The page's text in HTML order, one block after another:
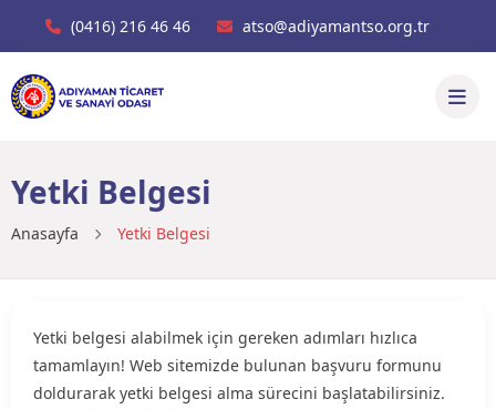
(0416) 216 46 46 atso@adiyamantso.org.tr
Yetki Belgesi
Anasayfa Yetki Belgesi
Yetki belgesi alabilmek için gereken adımları hızlıca
tamamlayın! Web sitemizde bulunan başvuru formunu
doldurarak yetki belgesi alma sürecini başlatabilirsiniz.